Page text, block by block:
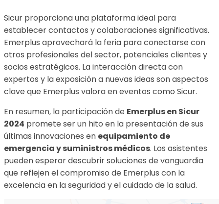
Sicur proporciona una plataforma ideal para
establecer contactos y colaboraciones significativas.
Emerplus aprovechará la feria para conectarse con
otros profesionales del sector, potenciales clientes y
socios estratégicos. La interacción directa con
expertos y la exposición a nuevas ideas son aspectos
clave que Emerplus valora en eventos como Sicur.
En resumen, la participación de Emerplus en Sicur
2024 promete ser un hito en la presentación de sus
últimas innovaciones en equipamiento de
emergencia y suministros médicos. Los asistentes
pueden esperar descubrir soluciones de vanguardia
que reflejen el compromiso de Emerplus con la
excelencia en la seguridad y el cuidado de la salud.